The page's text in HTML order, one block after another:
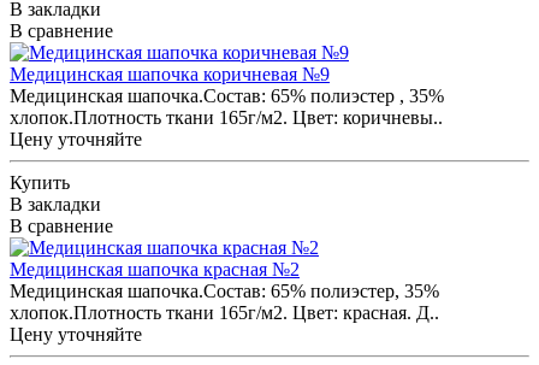
В закладки
В сравнение
Медицинская шапочка коричневая №9
Медицинская шапочка.Состав: 65% полиэстер , 35%
хлопок.Плотность ткани 165г/м2. Цвет: коричневы..
Цену уточняйте
Купить
В закладки
В сравнение
Медицинская шапочка красная №2
Медицинская шапочка.Состав: 65% полиэстер, 35%
хлопок.Плотность ткани 165г/м2. Цвет: красная. Д..
Цену уточняйте